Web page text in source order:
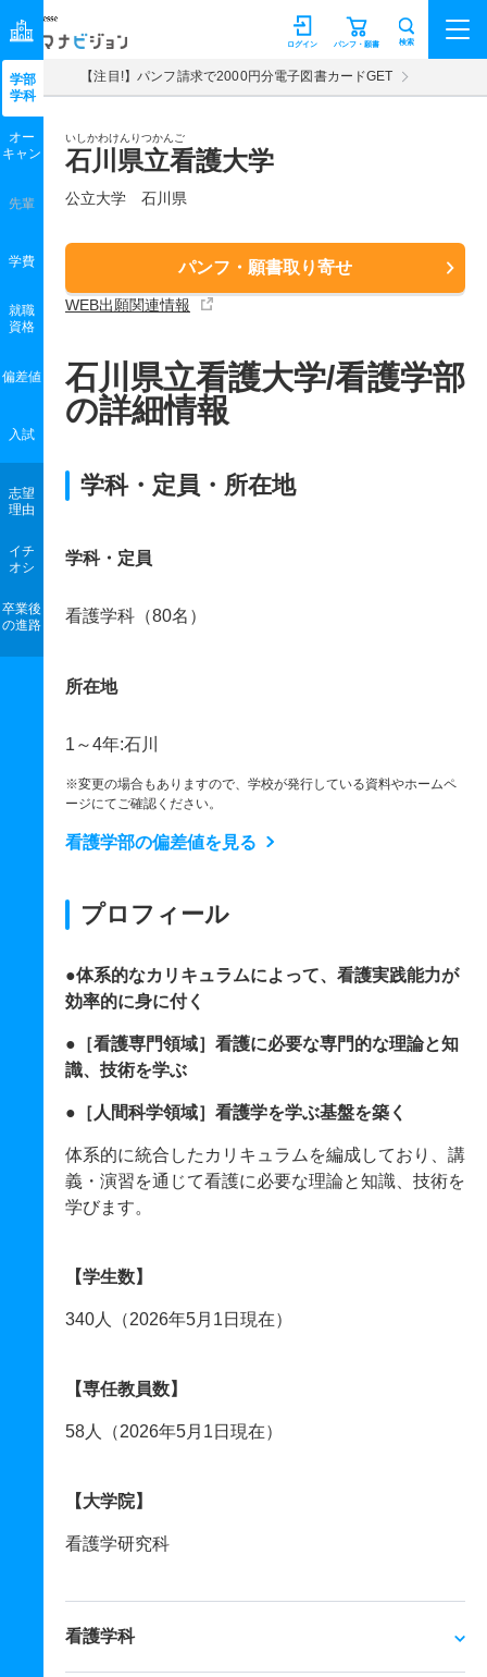
マナビジョン パンフ・願書
ログイン 検索
【注目!】パンフ請求で2000円分電子図書カードGET
いしかわけんりつかんご
石川県立看護大学
公立大学 石川県
パンフ・願書取り寄せ
WEB出願関連情報
学部
学科
オー
キャン
先輩
学費
就職
資格
偏差値
入試
志望
理由
イチ
オシ
卒業後
の進路
石川県立看護大学/看護学部
の詳細情報
学科・定員・所在地
学科・定員
看護学科（80名）
所在地
1～4年:石川
※変更の場合もありますので、学校が発行している資料やホームペ
ージにてご確認ください。
看護学部の偏差値を見る
プロフィール
●体系的なカリキュラムによって、看護実践能力が
効率的に身に付く
●［看護専門領域］看護に必要な専門的な理論と知
識、技術を学ぶ
●［人間科学領域］看護学を学ぶ基盤を築く
体系的に統合したカリキュラムを編成しており、講
義・演習を通じて看護に必要な理論と知識、技術を
学びます。
【学生数】
340人（2026年5月1日現在）
【専任教員数】
58人（2026年5月1日現在）
【大学院】
看護学研究科
看護学科